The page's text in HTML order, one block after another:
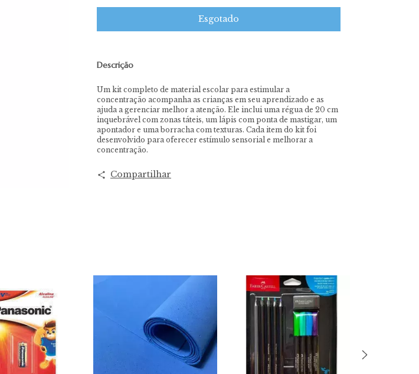
Descrição
Um kit completo de material escolar para estimular a
concentração acompanha as crianças em seu aprendizado e as
ajuda a gerenciar melhor a atenção. Ele inclui uma régua de 20 cm
inquebrável com zonas táteis, um lápis com ponta de mastigar, um
apontador e uma borracha com texturas. Cada item do kit foi
desenvolvido para oferecer estímulo sensorial e melhorar a
concentração.
Compartilhar